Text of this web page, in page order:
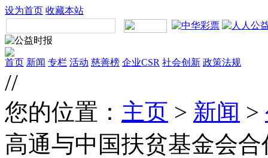
设为首页 收藏本站
首页 新闻 专栏 活动 慈善榜 企业CSR 社会创新 政策法规
//
您的位置： 主页 > 新闻 >
高通与中国扶贫基金会